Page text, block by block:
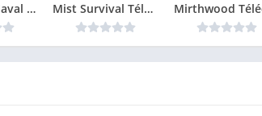
Sea Power Naval Combat in the Missile Age Télécharger jeu PC Mist Survival Télécharger jeu PC